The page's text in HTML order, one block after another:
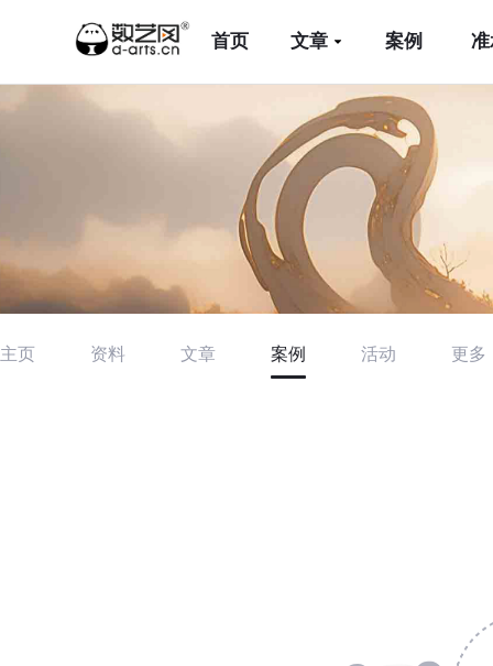
首页 文章 案例
主页 资料 文章 案例 活动 更多